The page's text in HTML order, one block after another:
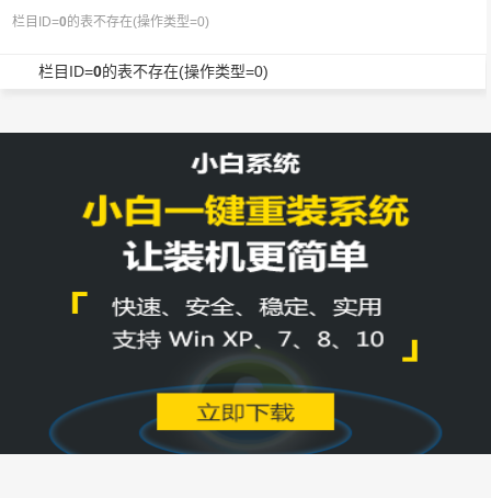
栏目ID=0 的表不存在(操作类型=0)
栏目ID=0的表不存在(操作类型=0)